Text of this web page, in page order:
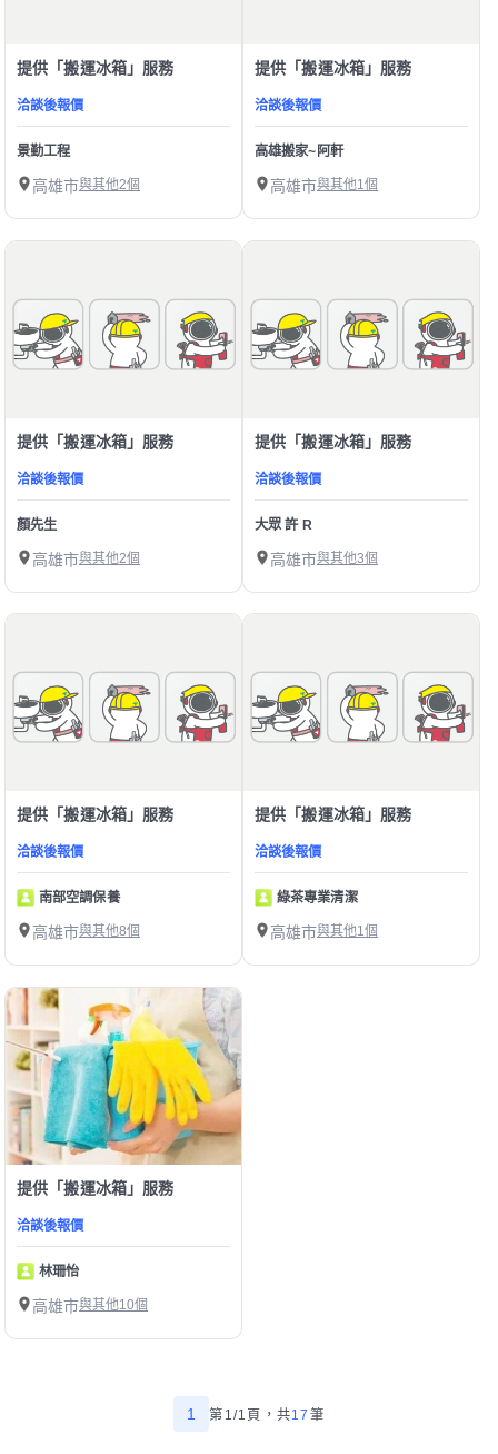
提供「搬運冰箱」服務
洽談後報價
景勤工程
高雄市與其他2個
提供「搬運冰箱」服務
洽談後報價
高雄搬家~阿軒
高雄市與其他1個
提供「搬運冰箱」服務
洽談後報價
顏先生
高雄市與其他2個
提供「搬運冰箱」服務
洽談後報價
大眾 許 R
高雄市與其他3個
提供「搬運冰箱」服務
洽談後報價
南部空調保養
高雄市與其他8個
提供「搬運冰箱」服務
洽談後報價
綠茶專業清潔
高雄市與其他1個
提供「搬運冰箱」服務
洽談後報價
林珊怡
高雄市與其他10個
1 第1/1頁， 共17 筆